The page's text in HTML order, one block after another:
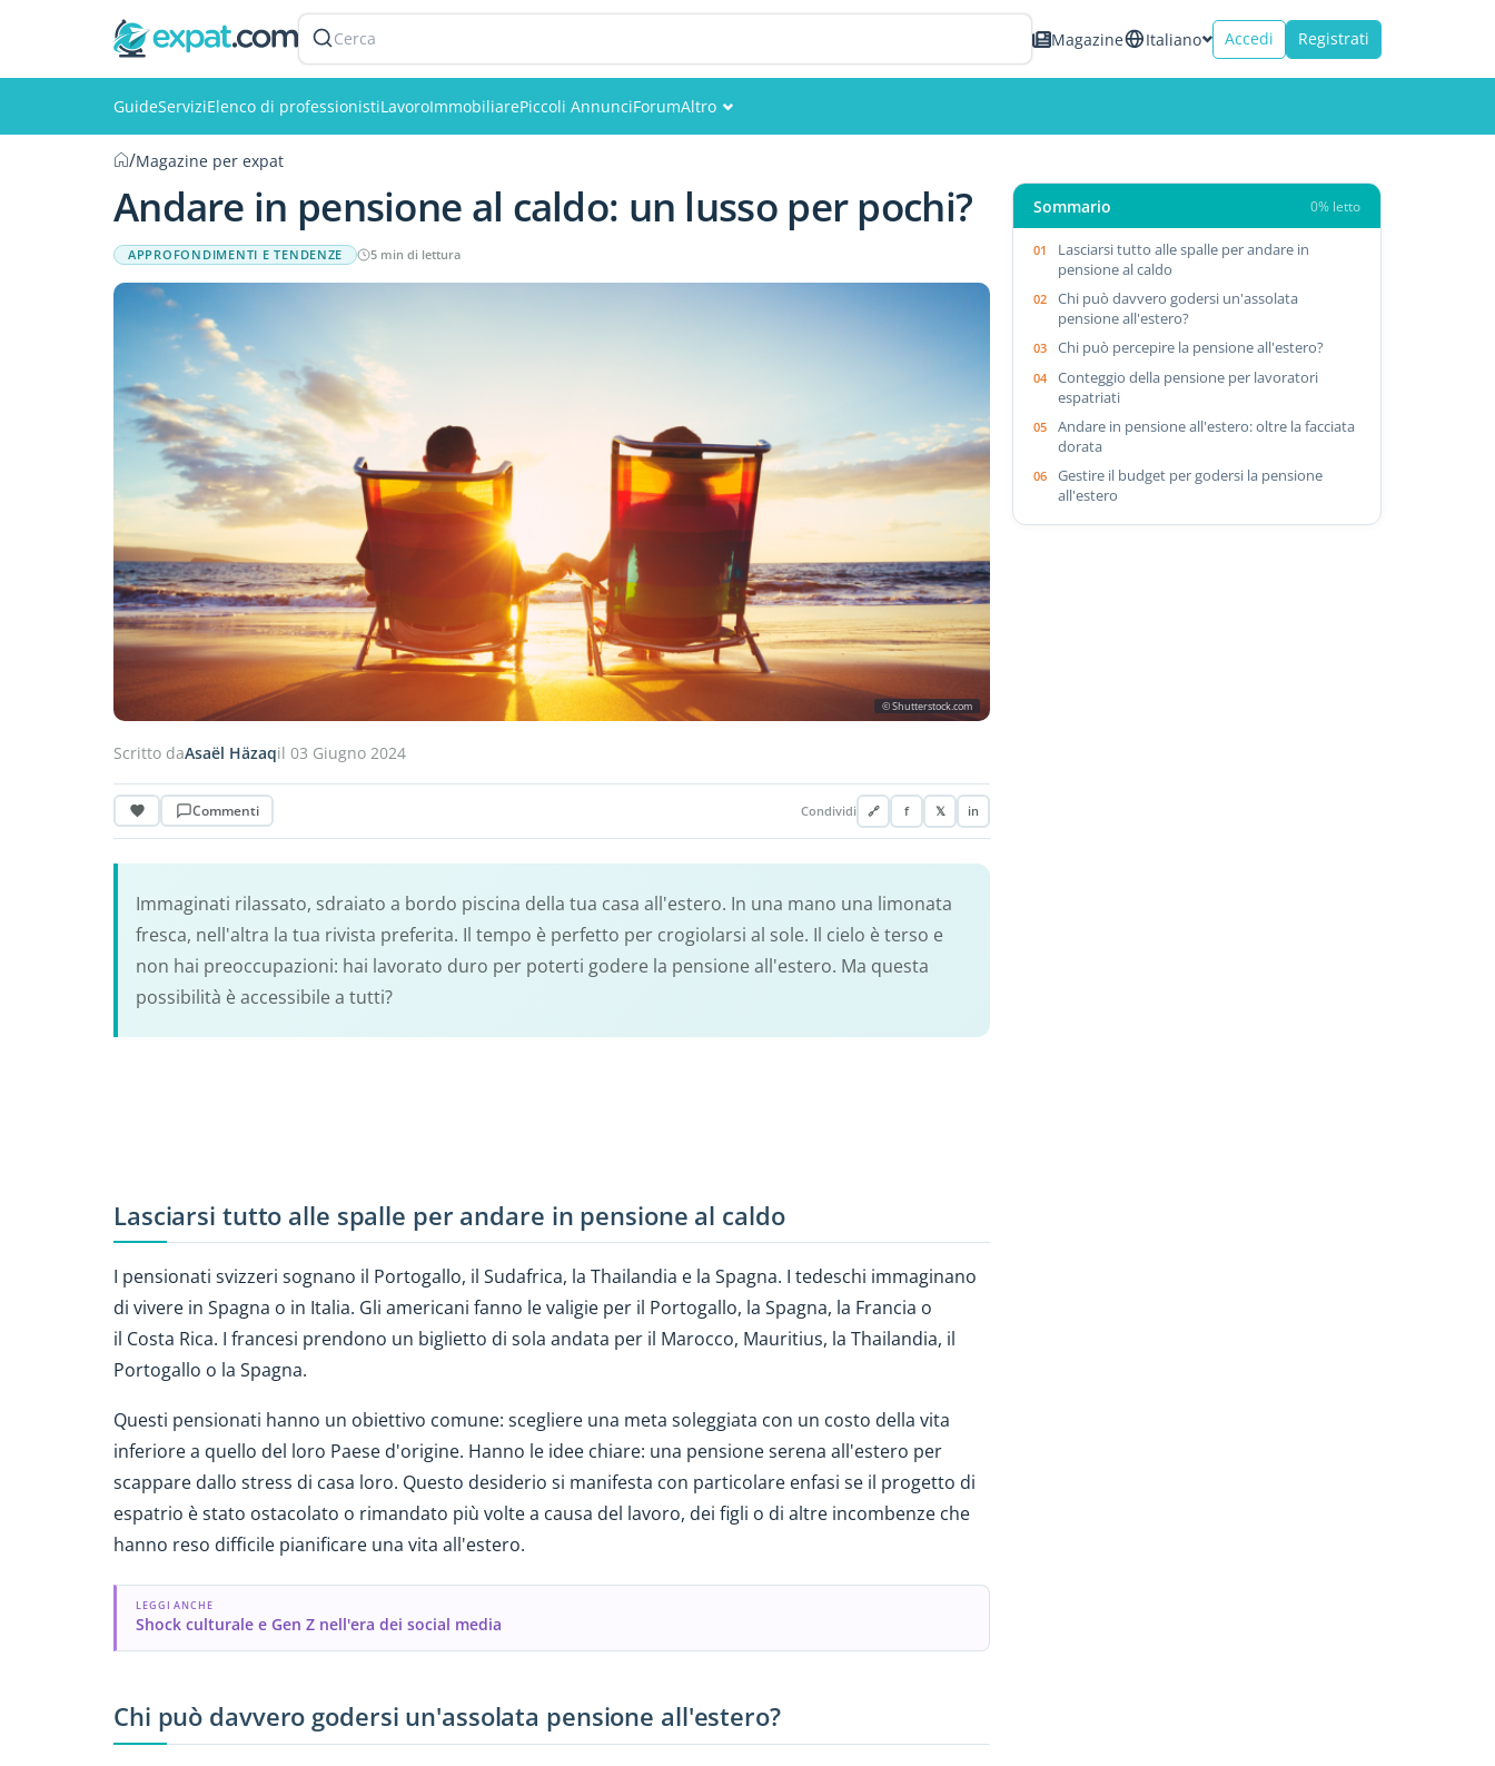
Cerca Magazine Italiano Accedi Registrati
GuideServiziElenco di professionistiLavoroImmobiliarePiccoli AnnunciForumAltro
Utenti
/Magazine per expat
Andare in pensione al caldo: un lusso per pochi?
APPROFONDIMENTI E TENDENZE 5 min di lettura
© Shutterstock.com
Scritto daAsaël Häzaqil 03 Giugno 2024
Commenti Condividi 🔗 f 𝕏 in
Immaginati rilassato, sdraiato a bordo piscina della tua casa all'estero. In una mano una limonata
fresca, nell'altra la tua rivista preferita. Il tempo è perfetto per crogiolarsi al sole. Il cielo è terso e
non hai preoccupazioni: hai lavorato duro per poterti godere la pensione all'estero. Ma questa
possibilità è accessibile a tutti?
Lasciarsi tutto alle spalle per andare in pensione al caldo
I pensionati svizzeri sognano il Portogallo, il Sudafrica, la Thailandia e la Spagna. I tedeschi immaginano
di vivere in Spagna o in Italia. Gli americani fanno le valigie per il Portogallo, la Spagna, la Francia o
il Costa Rica. I francesi prendono un biglietto di sola andata per il Marocco, Mauritius, la Thailandia, il
Portogallo o la Spagna.
Questi pensionati hanno un obiettivo comune: scegliere una meta soleggiata con un costo della vita
inferiore a quello del loro Paese d'origine. Hanno le idee chiare: una pensione serena all'estero per
scappare dallo stress di casa loro. Questo desiderio si manifesta con particolare enfasi se il progetto di
espatrio è stato ostacolato o rimandato più volte a causa del lavoro, dei figli o di altre incombenze che
hanno reso difficile pianificare una vita all'estero.
LEGGI ANCHE
Shock culturale e Gen Z nell'era dei social media
Chi può davvero godersi un'assolata pensione all'estero?
Sommario 0% letto
Lasciarsi tutto alle spalle per andare in
pensione al caldo
Chi può davvero godersi un'assolata
pensione all'estero?
Chi può percepire la pensione all'estero?
Conteggio della pensione per lavoratori
espatriati
Andare in pensione all'estero: oltre la facciata
dorata
Gestire il budget per godersi la pensione
all'estero